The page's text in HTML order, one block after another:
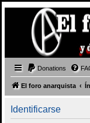
Donations
El foro anarquista
Identificarse